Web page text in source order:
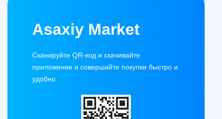
Asaxiy Market
Сканируйте QR-код и скачивайте
приложение и совершайте покупки быстро и
удобно